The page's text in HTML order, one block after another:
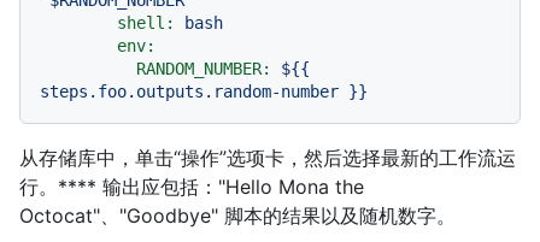
shell:
bash
env:
RANDOM_NUMBER:
${{
steps.foo.outputs.random-number }}
从存储库中，单击“操作”选项卡，然后选择最新的工作流运
行。**** 输出应包括："Hello Mona the
Octocat"、"Goodbye" 脚本的结果以及随机数字。